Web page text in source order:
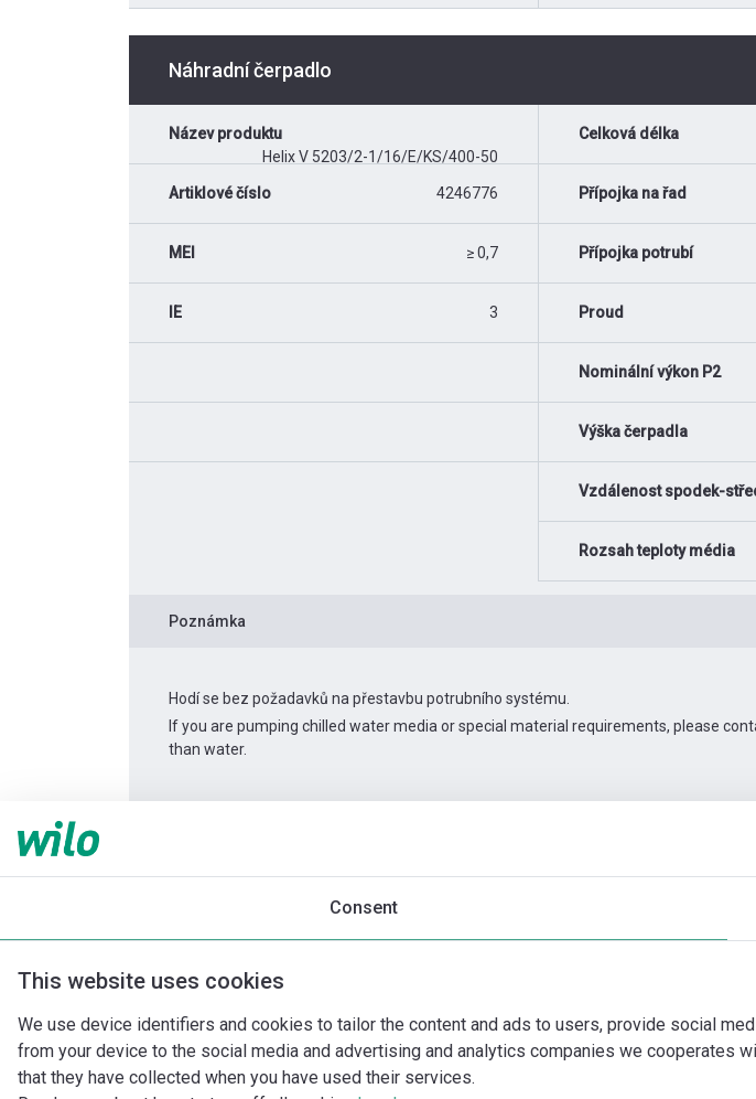
Consent
This website uses cookies
We use device identifiers and cookies to tailor the content and ads to users, provide social
from your device to the social media and advertising and analytics companies we cooperates
that they have collected when you have used their services.
Náhradní čerpadlo
Název produktu
Helix V 5203/2-1/16/E/KS/400-50
Artiklové číslo 4246776
MEI ≥ 0,7
IE 3
Celková délka
Přípojka na řad
Přípojka potrubí
Proud
Nominální výkon P2
Výška čerpadla
Vzdálenost spodek-
Rozsah teploty média
Poznámka
Hodí se bez požadavků na přestavbu potrubního systému.
If you are pumping chilled water media or special material requirements, please
than water.